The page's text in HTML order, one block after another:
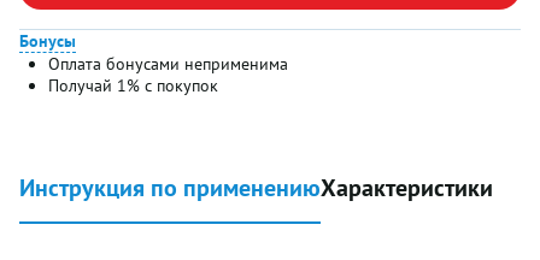
Бонусы
Оплата бонусами неприменима
Получай 1% с покупок
Инструкция по применениюХарактеристики